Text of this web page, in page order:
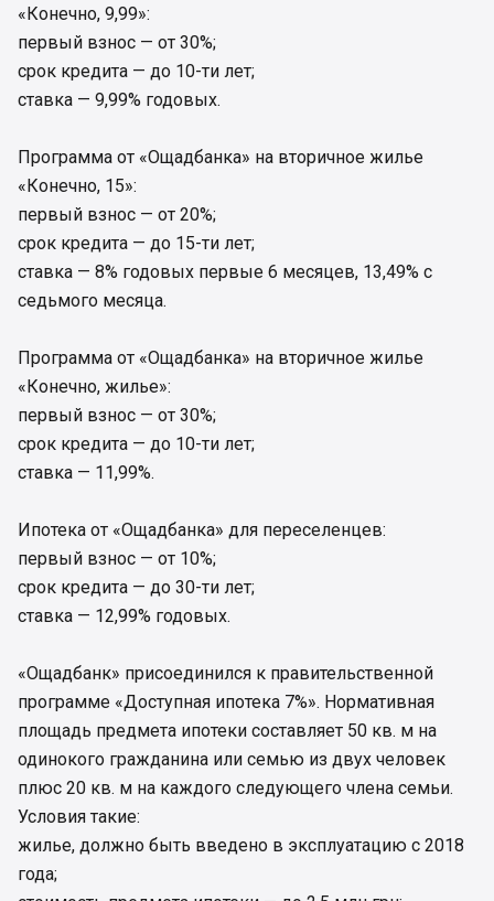
«Конечно, 9,99»:
первый взнос — от 30%;
срок кредита — до 10-ти лет;
ставка — 9,99% годовых.
Программа от «Ощадбанка» на вторичное жилье
«Конечно, 15»:
первый взнос — от 20%;
срок кредита — до 15-ти лет;
ставка — 8% годовых первые 6 месяцев, 13,49% с
седьмого месяца.
Программа от «Ощадбанка» на вторичное жилье
«Конечно, жилье»:
первый взнос — от 30%;
срок кредита — до 10-ти лет;
ставка — 11,99%.
Ипотека от «Ощадбанка» для переселенцев:
первый взнос — от 10%;
срок кредита — до 30-ти лет;
ставка — 12,99% годовых.
«Ощадбанк» присоединился к правительственной
программе «Доступная ипотека 7%». Нормативная
площадь предмета ипотеки составляет 50 кв. м на
одинокого гражданина или семью из двух человек
плюс 20 кв. м на каждого следующего члена семьи.
Условия такие:
жилье, должно быть введено в эксплуатацию с 2018
года;